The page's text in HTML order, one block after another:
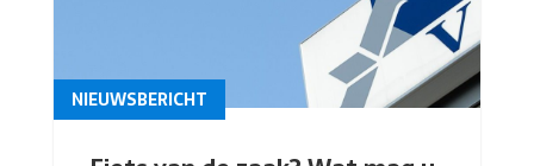
NIEUWSBERICHT